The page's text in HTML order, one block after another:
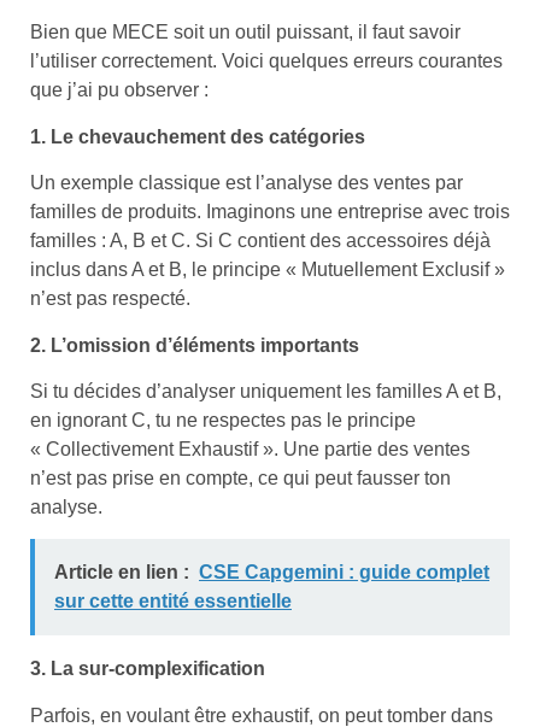
Bien que MECE soit un outil puissant, il faut savoir
l’utiliser correctement. Voici quelques erreurs courantes
que j’ai pu observer :
1. Le chevauchement des catégories
Un exemple classique est l’analyse des ventes par
familles de produits. Imaginons une entreprise avec trois
familles : A, B et C. Si C contient des accessoires déjà
inclus dans A et B, le principe « Mutuellement Exclusif »
n’est pas respecté.
2. L’omission d’éléments importants
Si tu décides d’analyser uniquement les familles A et B,
en ignorant C, tu ne respectes pas le principe
« Collectivement Exhaustif ». Une partie des ventes
n’est pas prise en compte, ce qui peut fausser ton
analyse.
Article en lien : CSE Capgemini : guide complet
sur cette entité essentielle
3. La sur-complexification
Parfois, en voulant être exhaustif, on peut tomber dans